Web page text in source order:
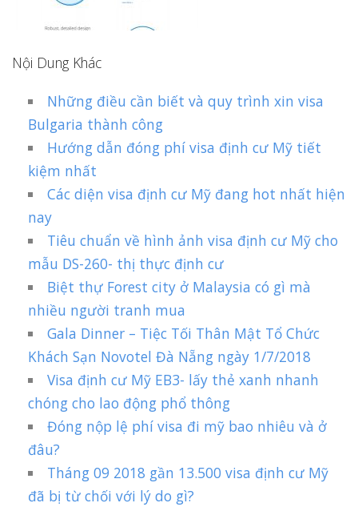
Nội Dung Khác
Những điều cần biết và quy trình xin visa
Bulgaria thành công
Hướng dẫn đóng phí visa định cư Mỹ tiết
kiệm nhất
Các diện visa định cư Mỹ đang hot nhất hiện
nay
Tiêu chuẩn về hình ảnh visa định cư Mỹ cho
mẫu DS-260- thị thực định cư
Biệt thự Forest city ở Malaysia có gì mà
nhiều người tranh mua
Gala Dinner – Tiệc Tối Thân Mật Tổ Chức
Khách Sạn Novotel Đà Nẵng ngày 1/7/2018
Visa định cư Mỹ EB3- lấy thẻ xanh nhanh
chóng cho lao động phổ thông
Đóng nộp lệ phí visa đi mỹ bao nhiêu và ở
đâu?
Tháng 09 2018 gần 13.500 visa định cư Mỹ
đã bị từ chối với lý do gì?